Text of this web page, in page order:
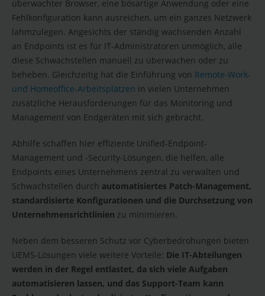
überwachter Browser, eine bösartige Anwendung oder eine
Fehlkonfiguration kann ausreichen, um ein ganzes Netzwerk
lahmzulegen. Angesichts der ständig wachsenden Anzahl
an Endpoints ist es für IT-Administratoren unmöglich, alle
diese Schwachstellen manuell zu überwachen oder zu
beheben. Gleichzeitig hat die Einführung von Remote-Work-
und Homeoffice-Arbeitsplätzen in vielen Unternehmen
zusätzliche Herausforderungen für das Monitoring und
Management von Endgeräten mit sich gebracht.
Abhilfe schaffen hier effiziente Unified-Endpoint-
Management und -Security-Lösungen, die helfen, alle
Endpoints eines Unternehmens zentral zu verwalten und
Schwachstellen durch automatisiertes Patch-Management,
standardisierte Konfigurationen und die Durchsetzung von
Unternehmensrichtlinien zu minimieren.
Neben dem besseren Schutz vor Cyberbedrohungen bieten
UEMS-Lösungen viele weitere Vorteile: Die IT-Abteilungen
werden in der Regel entlastet, da sich viele Aufgaben
automatisieren lassen, und das Support-Team kann